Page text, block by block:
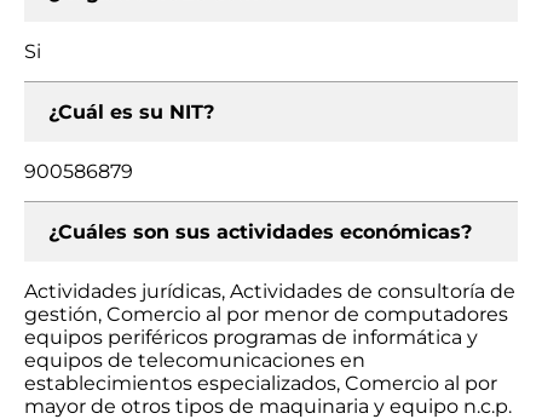
Si
¿Cuál es su NIT?
900586879
¿Cuáles son sus actividades económicas?
Actividades jurídicas, Actividades de consultoría de
gestión, Comercio al por menor de computadores
equipos periféricos programas de informática y
equipos de telecomunicaciones en
establecimientos especializados, Comercio al por
mayor de otros tipos de maquinaria y equipo n.c.p.